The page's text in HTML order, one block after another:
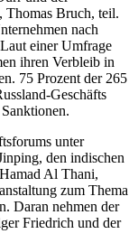
Thomas Bruch, teil.
nach
einer Umfrage
ihren Verbleib in
75 Prozent der 265
Geschäfts
unter
den indischen
Al Thani,
zum Thema
Daran nehmen der
Friedrich und der